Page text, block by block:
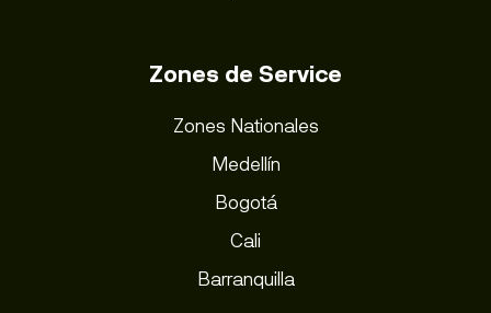
Zones de Service
Zones Nationales
Medellín
Bogotá
Cali
Barranquilla